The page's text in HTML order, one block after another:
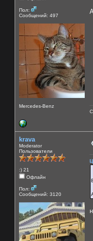
Пол:
Сообщений: 497
Mercedes-Benz
krava
Moderator
Пользователи
:) 21
Офлайн
Пол:
Сообщений: 3120